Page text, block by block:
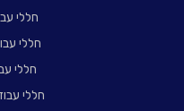
חללי
חללי
חללי
חללי